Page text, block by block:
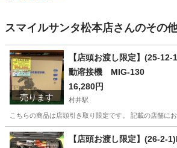
スマイルサンタ松本店さんのその
売ります
【店頭お渡し限定】(25-
動溶接機 MIG-130
16,280円
村井駅
こちらの商品は店頭引き取り限定です。 記載の店舗
長野 松本市 村井駅 その他
【店頭お渡し限定】(26-2-